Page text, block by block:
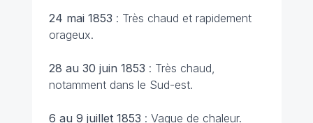
24 mai 1853 : Très chaud et rapidement
orageux.
28 au 30 juin 1853 : Très chaud,
notamment dans le Sud-est.
6 au 9 juillet 1853 : Vague de chaleur.